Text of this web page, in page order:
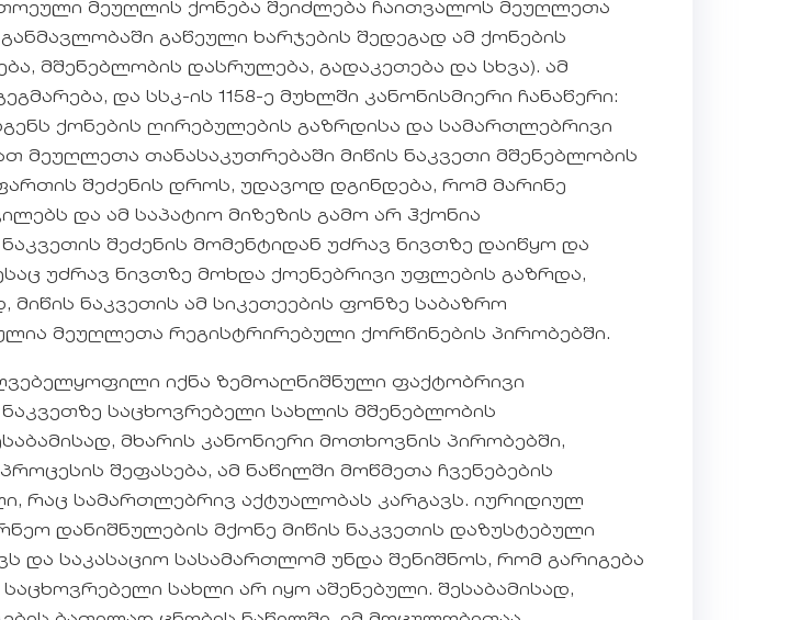
მეუღლის ქონება შეიძლება ჩაითვალოს მეუღლეთა
გაწეული ხარჯების შედეგად ამ ქონების
მშენებლობის დასრულება, გადაკეთება და სხვა). ამ
და სსკ-ის 1158-ე მუხლში კანონისმიერი ჩანაწერი:
ქონების ღირებულების გაზრდისა და სამართლებრივი
მეუღლეთა თანასაკუთრებაში მიწის ნაკვეთი მშენებლობის
შეძენის დროს, უდავოდ დგინდება, რომ მარინე
და ამ საპატიო მიზეზის გამო არ ჰქონია
შეძენის მომენტიდან უძრავ ნივთზე დაიწყო და
უძრავ ნივთზე მოხდა ქოენებრივი უფლების გაზრდა,
ნაკვეთის ამ სიკეთეების ფონზე საბაზრო
მეუღლეთა რეგისტრირებული ქორწინების პირობებში.
იქნა ზემოაღნიშნული ფაქტობრივი
საცხოვრებელი სახლის მშენებლობის
მხარის კანონიერი მოთხოვნის პირობებში,
შეფასება, ამ ნაწილში მოწმეთა ჩვენებების
რაც სამართლებრივ აქტუალობას კარგავს. იურიდიულ
დანიშნულების მქონე მიწის ნაკვეთის დაზუსტებული
და საკასაციო სასამართლომ უნდა შენიშნოს, რომ გარიგება
სახლი არ იყო აშენებული. შესაბამისად,